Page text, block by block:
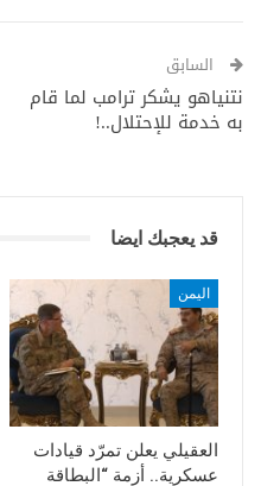
السابق
نتنياهو يشكر ترامب لما قام
به خدمة للإحتلال..!
قد يعجبك ايضا
اليمن
العقيلي يعلن تمرّد قيادات
عسكرية.. أزمة “البطاقة